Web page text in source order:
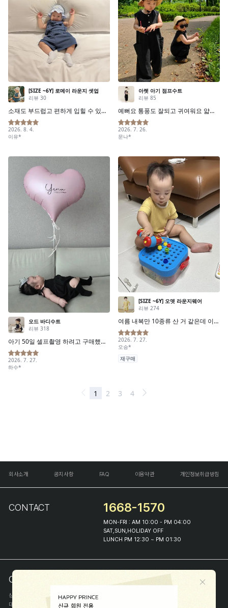
회사소개 공지사항 FAQ 이용약관 개인정보취급방침
CONTACT 1668-1570
MON-FRI : AM 10:00 - PM 04:00
SAT,SUN,HOLIDAY OFF
LUNCH PM 12:30 ~ PM 01:30
COMPANY INFO
상호
(주)해피프린스
대표
이화진